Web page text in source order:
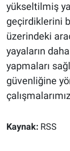
yükseltilmiş
geçirdiklerini
üzerindeki
yayaların
yapmaları
güvenliğine
Kaynak: RSS